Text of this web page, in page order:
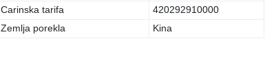
Carinska tarifa
420292910000
Zemlja porekla
Kina